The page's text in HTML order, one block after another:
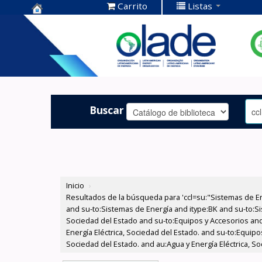
Centro de
Documentación
OLADE -
Carrito Listas
Buscar
Inicio ›
Resultados de la búsqueda para 'ccl=su:"Sistemas de
and su-to:Sistemas de Energía and itype:BK and su-
Sociedad del Estado and su-to:Equipos y Accesorios
Energía Eléctrica, Sociedad del Estado. and su-
Sociedad del Estado. and au:Agua y Energía Eléctrica,